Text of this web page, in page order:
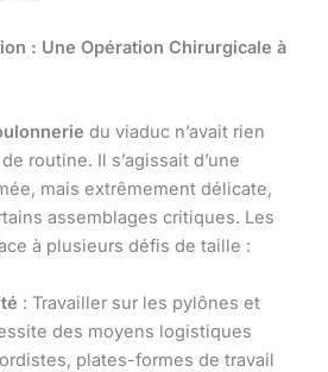
: Une Opération Chirurgicale à
du viaduc n’avait rien
routine. Il s’agissait d’une
mais extrêmement délicate,
assemblages critiques. Les
à plusieurs défis de taille :
: Travailler sur les pylônes et
des moyens logistiques
plates-formes de travail